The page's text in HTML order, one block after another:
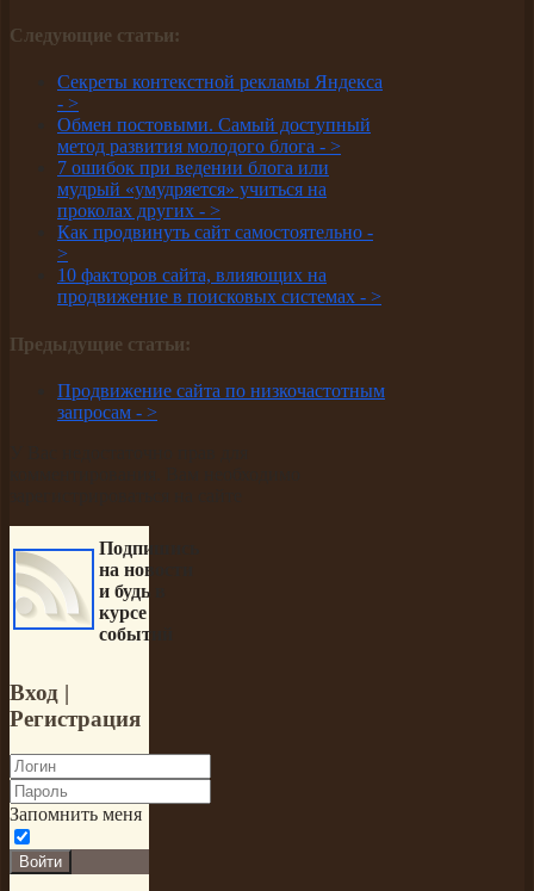
Следующие статьи:
Секреты контекстной рекламы Яндекса
- >
Обмен постовыми. Самый доступный
метод развития молодого блога - >
7 ошибок при ведении блога или
мудрый «умудряется» учиться на
проколах других - >
Как продвинуть сайт самостоятельно -
>
10 факторов сайта, влияющих на
продвижение в поисковых системах - >
Предыдущие статьи:
Продвижение сайта по низкочастотным
запросам - >
Подпишись
на новости
и будь в
курсе
событий
Вход |
Регистрация
Запомнить меня
Войти